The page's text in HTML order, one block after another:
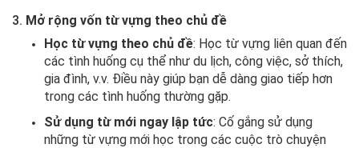
3. Mở rộng vốn từ vựng theo chủ đề
Học từ vựng theo chủ đề: Học từ vựng liên quan đến
các tình huống cụ thể như du lịch, công việc, sở thích,
gia đình, v.v. Điều này giúp bạn dễ dàng giao tiếp hơn
trong các tình huống thường gặp.
Sử dụng từ mới ngay lập tức: Cố gắng sử dụng
những từ vựng mới học trong các cuộc trò chuyện